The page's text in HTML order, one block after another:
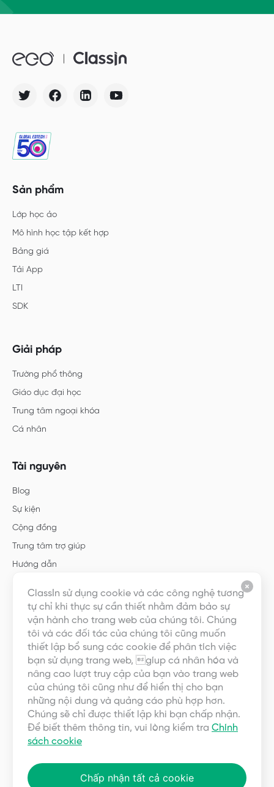
ClassIn sử dụng cookie và các công nghệ tương
tự chỉ khi thực sự cần thiết nhằm đảm bảo sự
vận hành cho trang web của chúng tôi. Chúng
tôi và các đối tác của chúng tôi cũng muốn
thiết lập bổ sung các cookie để phân tích việc
bạn sử dụng trang web, gíup cá nhân hóa và
nâng cao lượt truy cập của bạn vào trang web
của chúng tôi cũng như để hiển thị cho bạn
những nội dung và quảng cáo phù hợp hơn.
Chúng sẽ chỉ được thiết lập khi bạn chấp nhận.
Để biết thêm thông tin, vui lòng kiểm tra Chính
sách cookie
Chấp nhận tất cả cookie
Sản phẩm
Lớp học ảo
Mô hình học tập kết hợp
Bảng giá
Tải App
LTI
SDK
Giải pháp
Trường phổ thông
Giáo dục đại học
Trung tâm ngoại khóa
Cá nhân
Tài nguyên
Blog
Sự kiện
Cộng đồng
Trung tâm trợ giúp
Hướng dẫn
Giới thiệu
Về chúng tôi
Nghề nghiệp
Liên hệ với chúng tôi
Quan hệ đối tác
Thoả thuận người dùng
Quyền riêng tư
Copyright ©2023 EEO (SINGAPORE) PTE. LTD. Bảo lưu mọi quyền.